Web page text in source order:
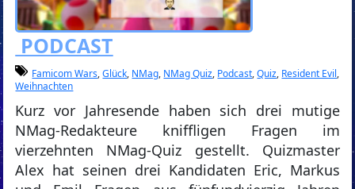
PODCAST
Famicom Wars,Glück, NMag, NMag Quiz, Podcast,Quiz, Resident Evil,
Weihnachten
Kurz vor Jahresende haben sich drei mutige
NMag-Redakteure kniffligen Fragen im
vierzehnten NMag-Quiz gestellt. Quizmaster
Alex hat seinen drei Kandidaten Eric, Markus